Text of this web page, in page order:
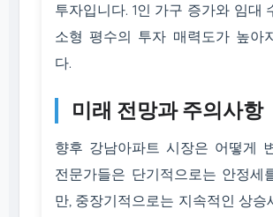
투자입니다. 1인 가구 증가와 임대
소형 평수의 투자 매력도가 높아
다.
미래 전망과 주의사항
향후 강남아파트 시장은 어떻게
전문가들은 단기적으로는 안정세
만, 중장기적으로는 지속적인 상승